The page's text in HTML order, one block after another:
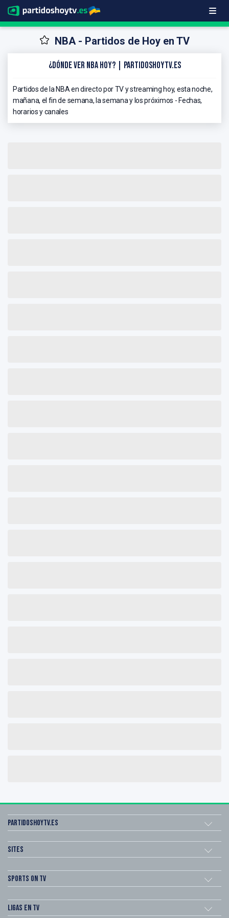
NBA - Partidos de Hoy en TV
¿Dónde ver NBA hoy? | PartidosHoyTV.es
Partidos de la NBA en directo por TV y streaming hoy, esta noche,
mañana, el fin de semana, la semana y los próximos - Fechas,
horarios y canales
Partidoshoytv.es
Sites
Sports on TV
Ligas en TV